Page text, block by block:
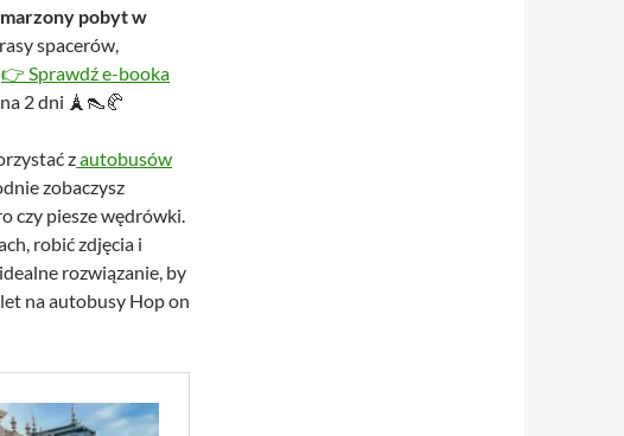
pobyt w
spacerów,
👉 Sprawdź e-booka
2 dni 🗼👠🥐
zautobusów
zobaczysz
czy piesze wędrówki.
robić zdjęcia i
rozwiązanie, by
na autobusy Hop on